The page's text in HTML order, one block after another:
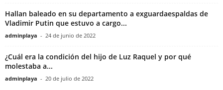
Hallan baleado en su departamento a exguardaespaldas de
Vladimir Putin que estuvo a cargo...
adminplaya - 24 de junio de 2022
¿Cuál era la condición del hijo de Luz Raquel y por qué
molestaba a...
adminplaya - 20 de julio de 2022